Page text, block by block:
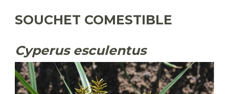
SOUCHET COMESTIBLE
Cyperus esculentus